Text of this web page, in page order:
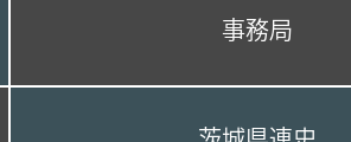
事務局